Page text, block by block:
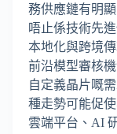
務供應鏈有明
唔止係技術先
本地化與跨境
前沿模型審核
自定義晶片嘅
種走勢可能促
雲端平台、AI